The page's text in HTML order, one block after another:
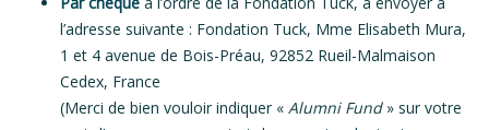
l’adresse suivante : Fondation Tuck, Mme Elisabeth Mura,
1 et 4 avenue de Bois-Préau, 92852 Rueil-Malmaison
Cedex, France
(Merci de bien vouloir indiquer « Alumni Fund» sur votre